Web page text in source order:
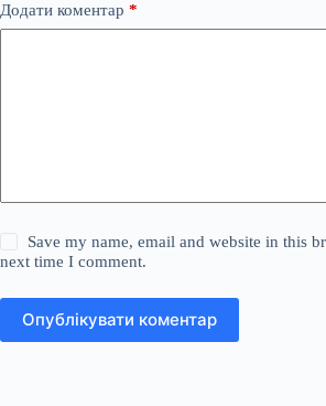
Додати коментар *
Save my name, email and website in this
next time I comment.
Опублікувати коментар